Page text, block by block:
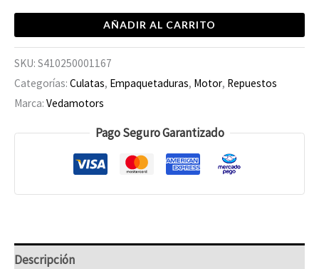
AÑADIR AL CARRITO
SKU: S410250001167
Categorías: Culatas, Empaquetaduras, Motor, Repuestos
Marca: Vedamotors
Pago Seguro Garantizado
Descripción